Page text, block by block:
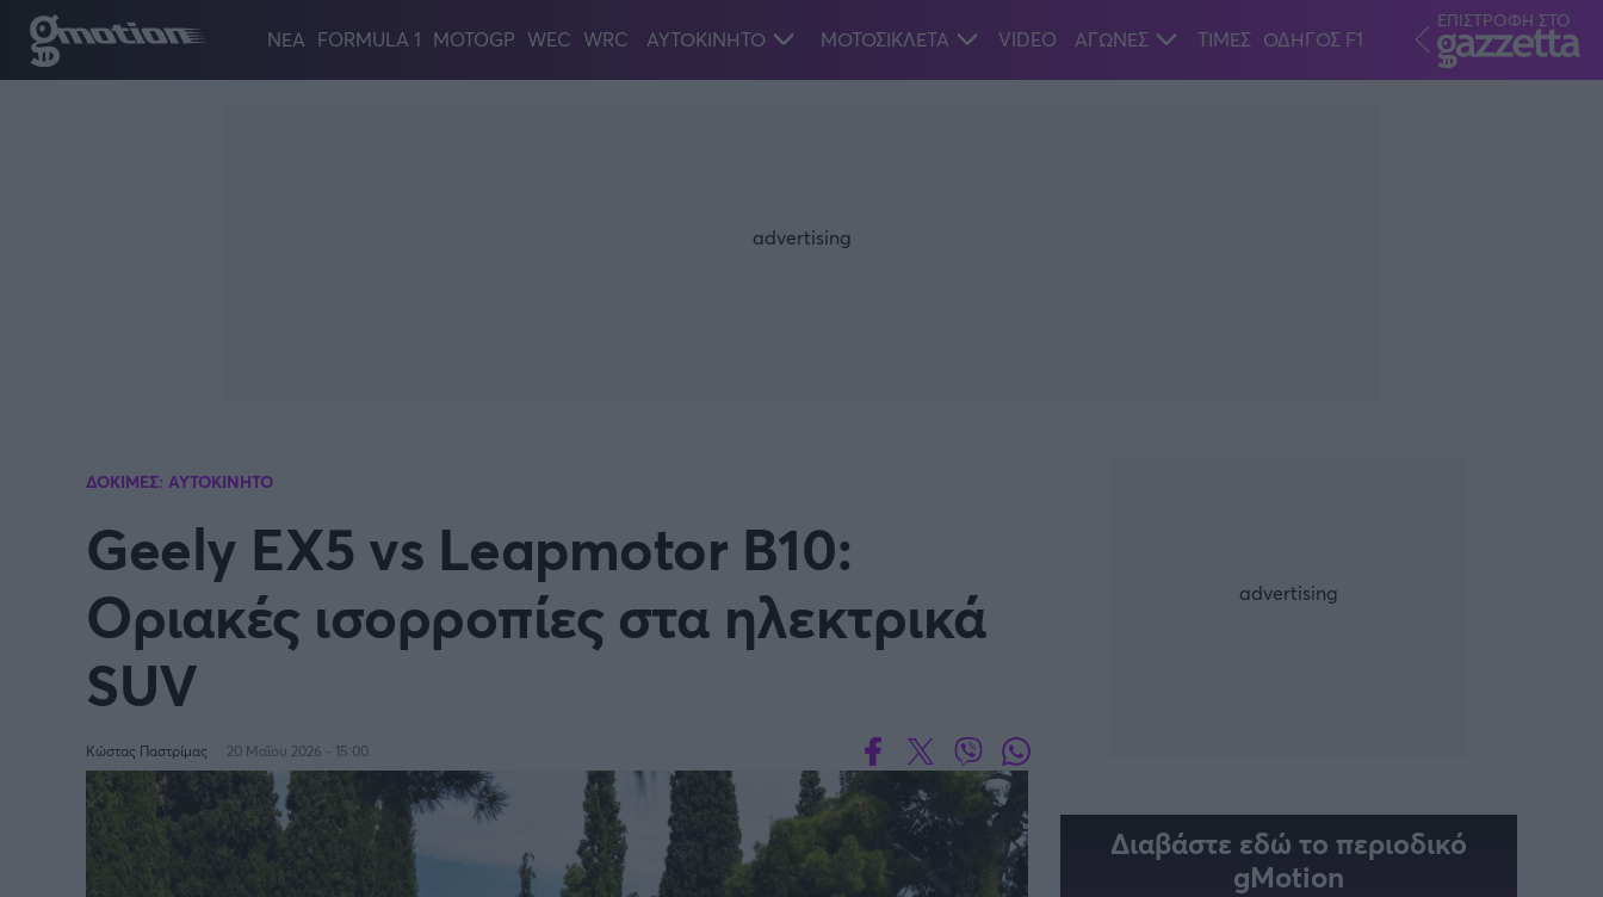
Παράκαμψη προς το κυρίως περιεχόμενο
ΝΕΑ FORMULA 1 MOTOGP WEC WRC ΑΥΤΟΚΙΝΗΤΟ ΜΟΤΟΣΙΚΛΕΤΑ VIDEO ΑΓΩΝΕΣ ΤΙΜΕΣ ΟΔΗΓΟΣ F1
ΕΠΙΣΤΡΟΦΗ ΣΤΟ
ΔΟΚΙΜΕΣ: ΑΥΤΟΚΙΝΗΤΟ
Geely EX5 vs Leapmotor B10:
Οριακές ισορροπίες στα ηλεκτρικά
SUV
Κώστας Παστρίμας 20 Μαΐου 2026 - 15:00
Διαβάστε εδώ το περιοδικό
gMotion